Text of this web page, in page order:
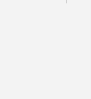
nach